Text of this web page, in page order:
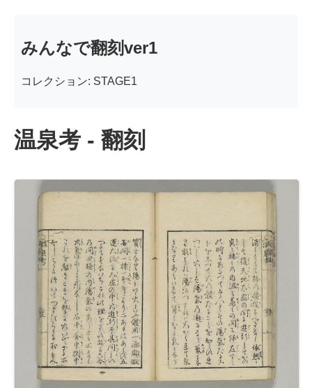
みんなで翻刻ver1
コレクション: STAGE1
温泉考 - 翻刻